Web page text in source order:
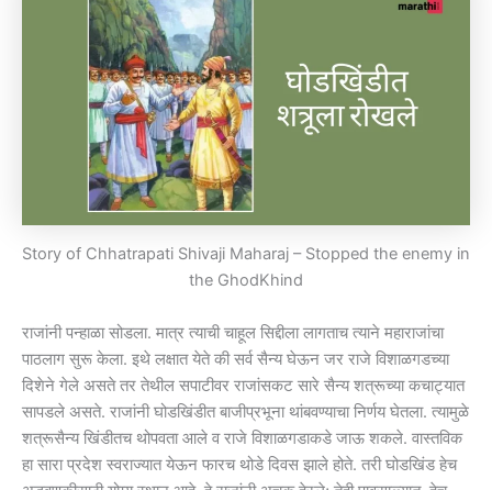
Story of Chhatrapati Shivaji Maharaj – Stopped the enemy in
the GhodKhind
राजांनी पन्हाळा सोडला. मात्र त्याची चाहूल सिद्दीला लागताच त्याने महाराजांचा
पाठलाग सुरू केला. इथे लक्षात येते की सर्व सैन्य घेऊन जर राजे विशाळगडच्या
दिशेने गेले असते तर तेथील सपाटीवर राजांसकट सारे सैन्य शत्रूच्या कचाट्यात
सापडले असते. राजांनी घोडखिंडीत बाजीप्रभूना थांबवण्याचा निर्णय घेतला. त्यामुळे
शत्रूसैन्य खिंडीतच थोपवता आले व राजे विशाळगडाकडे जाऊ शकले. वास्तविक
हा सारा प्रदेश स्वराज्यात येऊन फारच थोडे दिवस झाले होते. तरी घोडखिंड हेच